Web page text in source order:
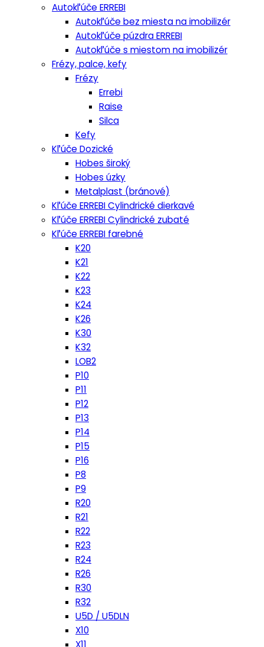
Autokľúče ERREBI
Autokľúče bez miesta na imobilizér
Autokľúče púzdra ERREBI
Autokľúče s miestom na imobilizér
Frézy, palce, kefy
Frézy
Errebi
Raise
Silca
Kefy
Kľúče Dozické
Hobes široký
Hobes úzky
Metalplast (bránové)
Kľúče ERREBI Cylindrické dierkavé
Kľúče ERREBI Cylindrické zubaté
Kľúče ERREBI farebné
K20
K21
K22
K23
K24
K26
K30
K32
LOB2
P10
P11
P12
P13
P14
P15
P16
P8
P9
R20
R21
R22
R23
R24
R26
R30
R32
U5D / U5DLN
X10